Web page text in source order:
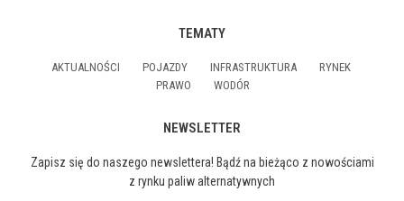
TEMATY
AKTUALNOŚCI POJAZDY INFRASTRUKTURA
RYNEK
PRAWO
WODÓR
NEWSLETTER
Zapisz się do naszego newslettera! Bądź na bieżąco z nowościami
z rynku paliw alternatywnych